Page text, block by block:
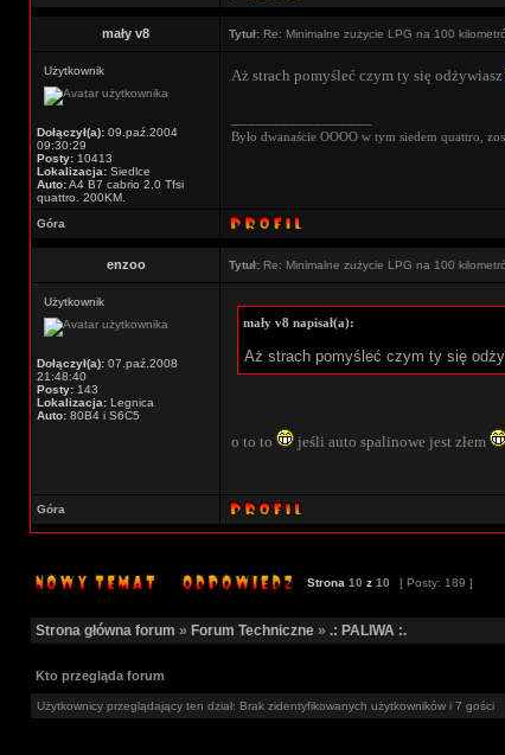
mały v8 Tytuł: Re: Minimalne zużycie LPG na 100
Użytkownik
Dołączył(a): 09.paź.2004
09:30:29
Posty: 10413
Lokalizacja: Siedlce
Auto:A4 B7 cabrio 2,0 Tfsi
quattro. 200KM.
Aż strach pomyśleć czym ty się odżywiasz
Było dwanaście OOOO w tym siedem quattro,
Góra
enzoo Tytuł: Re: Minimalne zużycie LPG na 100
Użytkownik
Dołączył(a): 07.paź.2008
21:48:40
Posty: 143
Lokalizacja: Legnica
Auto: 80B4 i S6C5
mały v8 napisał(a):
Aż strach pomyśleć czym ty się
o to to jeśli auto spalinowe jest złem
Góra
Strona 10 z 10 [ Posty: 189 ]
Strona główna forum » Forum Techniczne » .: PALIWA :.
Kto przegląda forum
Użytkownicy przeglądający ten dział: Brak zidentyfikowanych użytkowników i 7 gości